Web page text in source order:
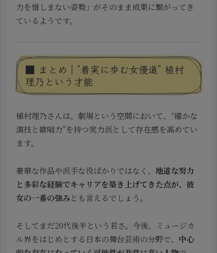
力を惜しまない姿勢」がそのまま成果に繋がってき
ているようです。
■ まとめ｜“着実に歩む女優道” 植村
理乃という才能
植村理乃さんは、劇場という空間において、“確かな
演技と歌唱力”を持つ実力派として存在感を高めてい
ます。
豪華な作品や派手な役ばかりではなく、 地道な努力
と多彩な経験でキャリアを築き上げてきた点が、彼
女の一番の強みとも言えるでしょう。
そしてまだ20代後半という若さ。今後、ミュージカ
ル界をはじめとする日本の舞台芸術の分野で、 中心